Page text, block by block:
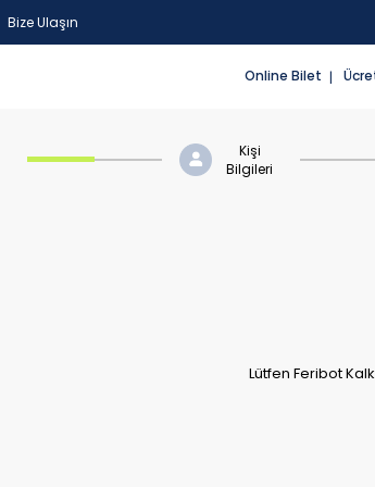
Bize Ulaşın
Online Bilet
Kişi
Bilgileri
Lütfen Feribot